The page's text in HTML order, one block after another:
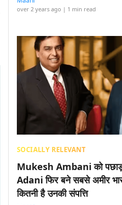
over 2 years ago | 1 min read
SOCIALLY RELEVANT
Mukesh Ambani को
Adani फिर बने सबसे अमीर
कितनी है उनकी संपत्ति